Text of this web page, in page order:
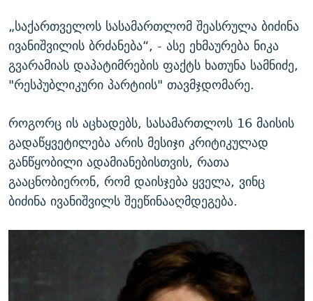
„საქართველოს სასამართლომ შეასრულა ბიძინა
ივანიშვილის ბრძანება“, - ასე ეხმაურება ნიკა
გვარამიას დაპატიმრების ფაქტს ხათუნა სამნიძე,
"რესპუბლიკური პარტიის" თავმჯდომარე.
როგორც ის აცხადებს, სასამართლოს 16 მაისის
გადაწყვეტილება არის მესიჯი კრიტიკულად
განწყობილი ადამიანებისთვის, რათა
გააცნობიერონ, რომ დაისჯება ყველა, ვინც
ბიძინა ივანიშვილს შეეწინააღმდეგება.